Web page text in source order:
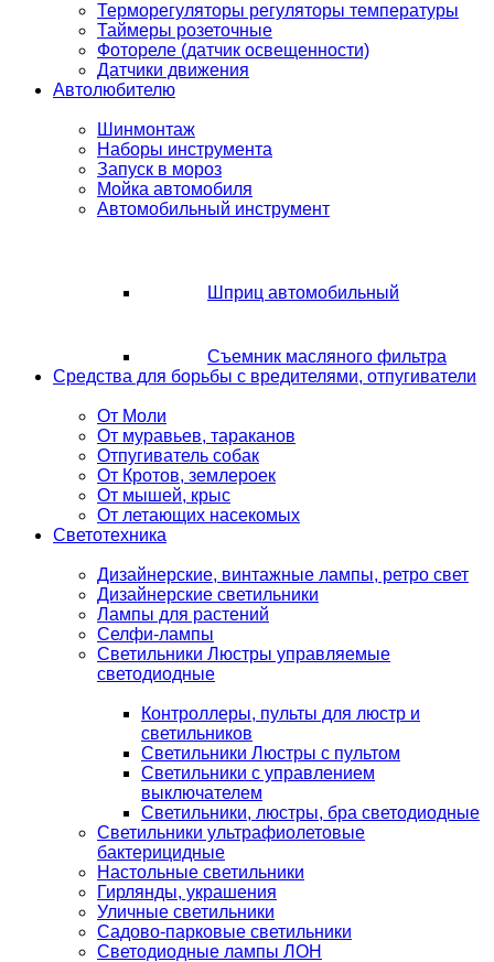
Терморегуляторы регуляторы температуры
Таймеры розеточные
Фотореле (датчик освещенности)
Датчики движения
Автолюбителю
Шинмонтаж
Наборы инструмента
Запуск в мороз
Мойка автомобиля
Автомобильный инструмент
Шприц автомобильный
Съемник масляного фильтра
Средства для борьбы с вредителями, отпугиватели
От Моли
От муравьев, тараканов
Отпугиватель собак
От Кротов, землероек
От мышей, крыс
От летающих насекомых
Светотехника
Дизайнерские, винтажные лампы, ретро свет
Дизайнерские светильники
Лампы для растений
Селфи-лампы
Светильники Люстры управляемые
светодиодные
Контроллеры, пульты для люстр и
светильников
Светильники Люстры с пультом
Светильники с управлением
выключателем
Светильники, люстры, бра светодиодные
Светильники ультрафиолетовые
бактерицидные
Настольные светильники
Гирлянды, украшения
Уличные светильники
Садово-парковые светильники
Светодиодные лампы ЛОН